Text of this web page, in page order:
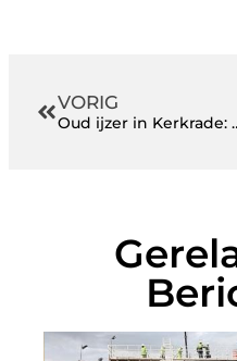
VORIG
Oud ijzer in